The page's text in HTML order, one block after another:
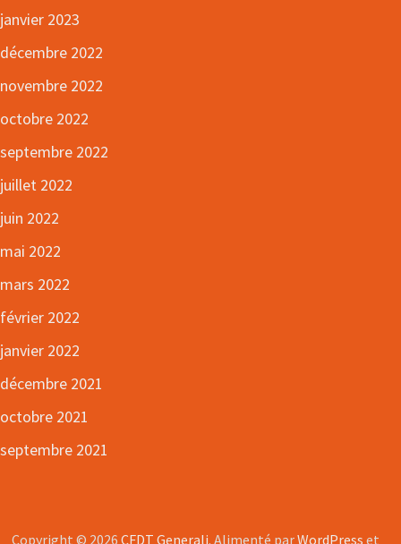
janvier 2023
décembre 2022
novembre 2022
octobre 2022
septembre 2022
juillet 2022
juin 2022
mai 2022
mars 2022
février 2022
janvier 2022
décembre 2021
octobre 2021
septembre 2021
Copyright © 2026 CFDT Generali. Alimenté parWordPress et